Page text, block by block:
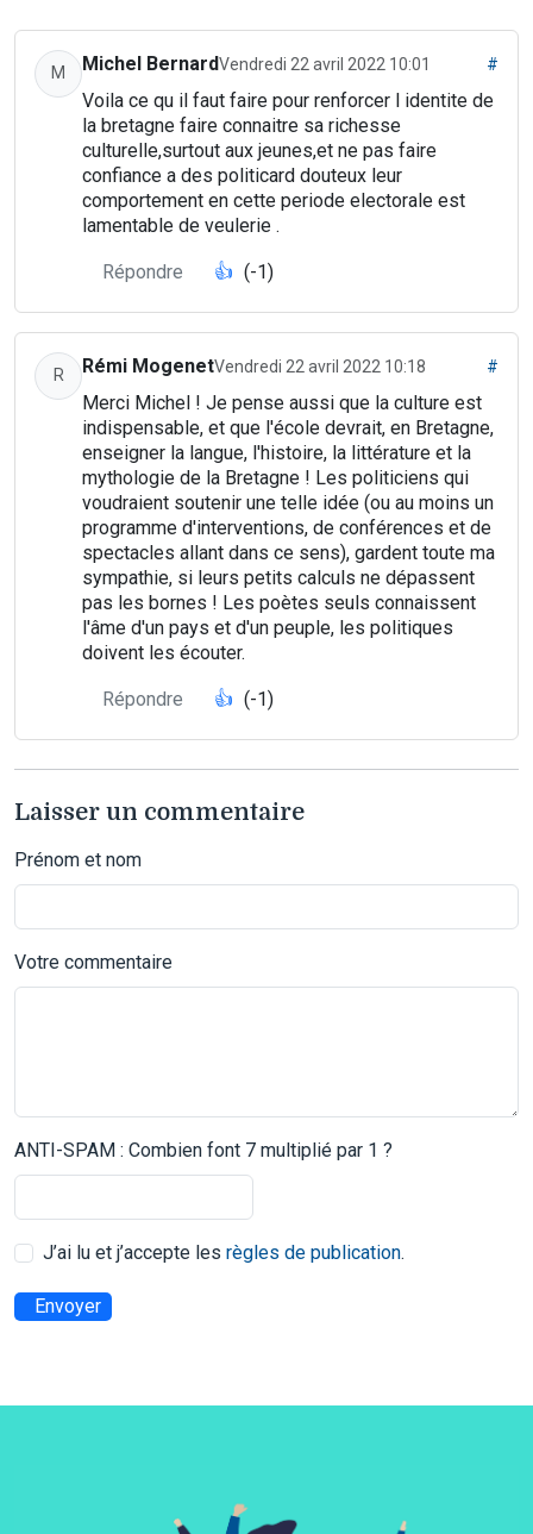
M Michel BernardVendredi 22 avril 2022 10:01 #
Voila ce qu il faut faire pour renforcer l identite de
la bretagne faire connaitre sa richesse
culturelle,surtout aux jeunes,et ne pas faire
confiance a des politicard douteux leur
comportement en cette periode electorale est
lamentable de veulerie .
Répondre 👍 (-1)
R Rémi MogenetVendredi 22 avril 2022 10:18 #
Merci Michel ! Je pense aussi que la culture est
indispensable, et que l'école devrait, en Bretagne,
enseigner la langue, l'histoire, la littérature et la
mythologie de la Bretagne ! Les politiciens qui
voudraient soutenir une telle idée (ou au moins un
programme d'interventions, de conférences et de
spectacles allant dans ce sens), gardent toute ma
sympathie, si leurs petits calculs ne dépassent
pas les bornes ! Les poètes seuls connaissent
l'âme d'un pays et d'un peuple, les politiques
doivent les écouter.
Répondre 👍 (-1)
Laisser un commentaire
Prénom et nom
Votre commentaire
ANTI-SPAM : Combien font 7 multiplié par 1 ?
J’ai lu et j’accepte les règles de publication.
Envoyer